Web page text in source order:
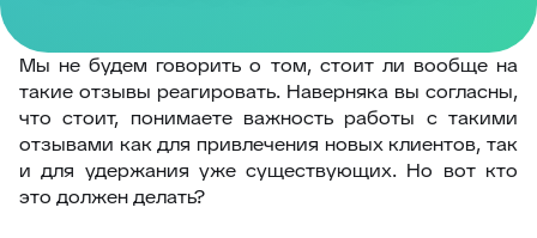
Мы не будем говорить о том, стоит ли вообще на
такие отзывы реагировать. Наверняка вы согласны,
что стоит, понимаете важность работы с такими
отзывами как для привлечения новых клиентов, так
и для удержания уже существующих. Но вот кто
это должен делать?